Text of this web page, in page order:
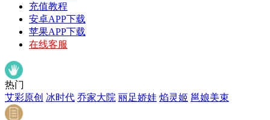
充值教程
安卓APP下载
苹果APP下载
在线客服
热门
艾彩原创 冰时代 乔家大院 丽足娇娃 焰灵姬 邕娘美束